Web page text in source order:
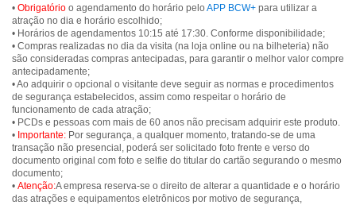
• Obrigatório o agendamento do horário pelo APP BCW+ para utilizar a
atração no dia e horário escolhido;
• Horários de agendamentos 10:15 até 17:30. Conforme disponibilidade;
• Compras realizadas no dia da visita (na loja online ou na bilheteria) não
são consideradas compras antecipadas, para garantir o melhor valor compre
antecipadamente;
• Ao adquirir o opcional o visitante deve seguir as normas e procedimentos
de segurança estabelecidos, assim como respeitar o horário de
funcionamento de cada atração;
• PCDs e pessoas com mais de 60 anos não precisam adquirir este produto.
• Importante: Por segurança, a qualquer momento, tratando-se de uma
transação não presencial, poderá ser solicitado foto frente e verso do
documento original com foto e selfie do titular do cartão segurando o mesmo
documento;
• Atenção:A empresa reserva-se o direito de alterar a quantidade e o horário
das atrações e equipamentos eletrônicos por motivo de segurança,